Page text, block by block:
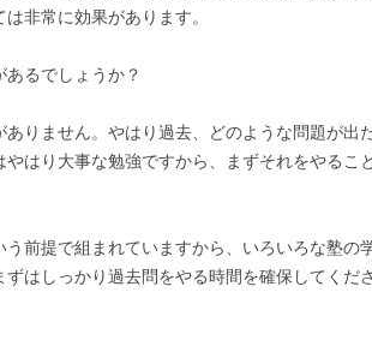
非常に効果があります。
るでしょうか？
りません。やはり過去、どのような問題が出
はり大事な勉強ですから、まずそれをやるこ
前提で組まれていますから、いろいろな塾の
はしっかり過去問をやる時間を確保してくださ